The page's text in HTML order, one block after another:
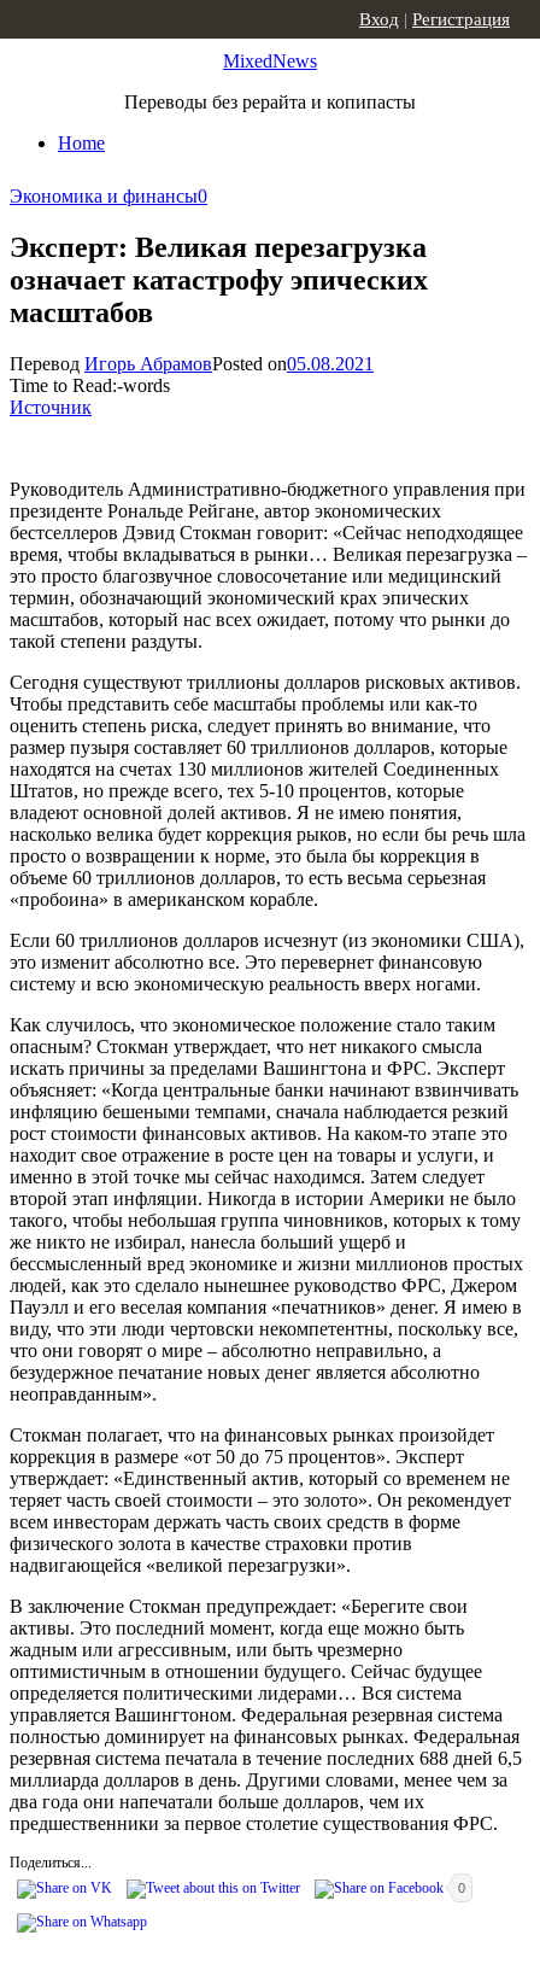
MixedNews
Переводы без рерайта и копипасты
Home
Вход | Регистрация
Экономика и финансы0
Эксперт: Великая перезагрузка
означает катастрофу эпических
масштабов
Перевод Игорь АбрамовPosted on05.08.2021
Time to Read:-words
Источник
Руководитель Административно-бюджетного управления при
президенте Рональде Рейгане, автор экономических
бестселлеров Дэвид Стокман говорит: «Сейчас неподходящее
время, чтобы вкладываться в рынки… Великая перезагрузка –
это просто благозвучное словосочетание или медицинский
термин, обозначающий экономический крах эпических
масштабов, который нас всех ожидает, потому что рынки до
такой степени раздуты.
Сегодня существуют триллионы долларов рисковых активов.
Чтобы представить себе масштабы проблемы или как-то
оценить степень риска, следует принять во внимание, что
размер пузыря составляет 60 триллионов долларов, которые
находятся на счетах 130 миллионов жителей Соединенных
Штатов, но прежде всего, тех 5-10 процентов, которые
владеют основной долей активов. Я не имею понятия,
насколько велика будет коррекция рыков, но если бы речь шла
просто о возвращении к норме, это была бы коррекция в
объеме 60 триллионов долларов, то есть весьма серьезная
«пробоина» в американском корабле.
Если 60 триллионов долларов исчезнут (из экономики США),
это изменит абсолютно все. Это перевернет финансовую
систему и всю экономическую реальность вверх ногами.
Как случилось, что экономическое положение стало таким
опасным? Стокман утверждает, что нет никакого смысла
искать причины за пределами Вашингтона и ФРС. Эксперт
объясняет: «Когда центральные банки начинают взвинчивать
инфляцию бешеными темпами, сначала наблюдается резкий
рост стоимости финансовых активов. На каком-то этапе это
находит свое отражение в росте цен на товары и услуги, и
именно в этой точке мы сейчас находимся. Затем следует
второй этап инфляции. Никогда в истории Америки не было
такого, чтобы небольшая группа чиновников, которых к тому
же никто не избирал, нанесла больший ущерб и
бессмысленный вред экономике и жизни миллионов простых
людей, как это сделало нынешнее руководство ФРС, Джером
Пауэлл и его веселая компания «печатников» денег. Я имею в
виду, что эти люди чертовски некомпетентны, поскольку все,
что они говорят о мире – абсолютно неправильно, а
безудержное печатание новых денег является абсолютно
неоправданным».
Стокман полагает, что на финансовых рынках произойдет
коррекция в размере «от 50 до 75 процентов». Эксперт
утверждает: «Единственный актив, который со временем не
теряет часть своей стоимости – это золото». Он рекомендует
всем инвесторам держать часть своих средств в форме
физического золота в качестве страховки против
надвигающейся «великой перезагрузки».
В заключение Стокман предупреждает: «Берегите свои
активы. Это последний момент, когда еще можно быть
жадным или агрессивным, или быть чрезмерно
оптимистичным в отношении будущего. Сейчас будущее
определяется политическими лидерами… Вся система
управляется Вашингтоном. Федеральная резервная система
полностью доминирует на финансовых рынках. Федеральная
резервная система печатала в течение последних 688 дней 6,5
миллиарда долларов в день. Другими словами, менее чем за
два года они напечатали больше долларов, чем их
предшественники за первое столетие существования ФРС.
Поделиться...
0